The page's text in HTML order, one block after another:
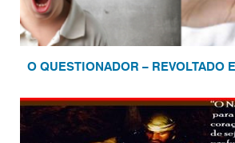
O QUESTIONADOR – REVOLTADO